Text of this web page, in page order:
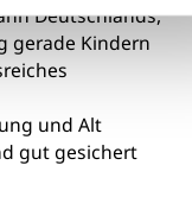
Deutschlands,
gerade Kindern
und Alt
gut gesichert